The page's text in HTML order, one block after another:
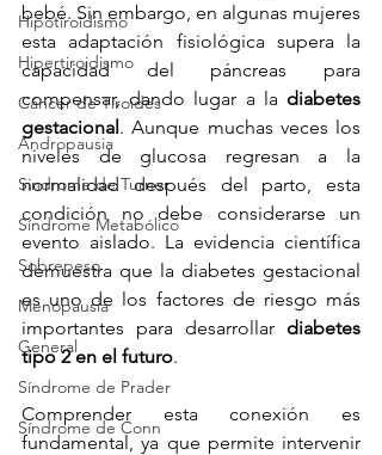
Hipotiroidismo
Hipertiroidismo
Cáncer de Tiroides
Andropausia
Sindrome de Turner
Síndrome Metabólico
Sobrepeso
Menopausia
General
Síndrome de Prader
Síndrome de Conn
bebé. Sin embargo, en algunas mujeres
esta adaptación fisiológica supera la
capacidad del páncreas para
compensar, dando lugar a la diabetes
gestacional. Aunque muchas veces los
niveles de glucosa regresan a la
normalidad después del parto, esta
condición no debe considerarse un
evento aislado. La evidencia científica
demuestra que la diabetes gestacional
es uno de los factores de riesgo más
importantes para desarrollar diabetes
tipo 2 en el futuro.
Comprender esta conexión es
fundamental, ya que permite intervenir